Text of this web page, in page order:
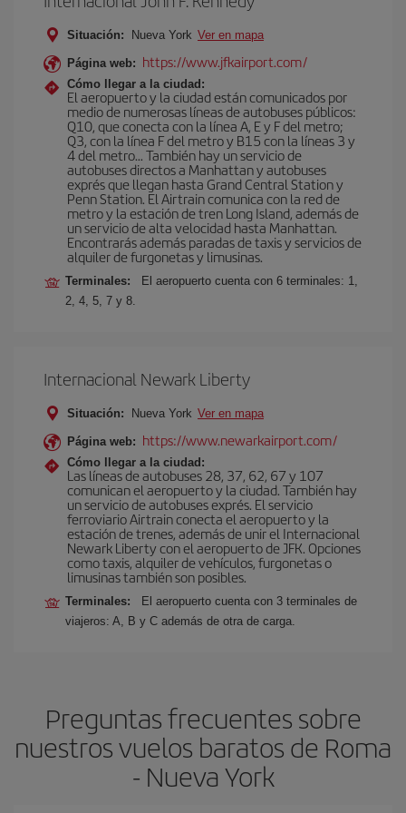
Situación: Nueva York Ver en mapa
Página web: https://www.jfkairport.com/
Cómo llegar a la ciudad:
El aeropuerto y la ciudad están comunicados por
medio de numerosas líneas de autobuses públicos:
Q10, que conecta con la línea A, E y F del metro;
Q3, con la línea F del metro y B15 con la líneas 3 y
4 del metro… También hay un servicio de
autobuses directos a Manhattan y autobuses
exprés que llegan hasta Grand Central Station y
Penn Station. El Airtrain comunica con la red de
metro y la estación de tren Long Island, además de
un servicio de alta velocidad hasta Manhattan.
Encontrarás además paradas de taxis y servicios de
alquiler de furgonetas y limusinas.
Terminales:
El aeropuerto cuenta con 6 terminales: 1,
2, 4, 5, 7 y 8.
Internacional Newark Liberty
Situación: Nueva York Ver en mapa
Página web: https://www.newarkairport.com/
Cómo llegar a la ciudad:
Las líneas de autobuses 28, 37, 62, 67 y 107
comunican el aeropuerto y la ciudad. También hay
un servicio de autobuses exprés. El servicio
ferroviario Airtrain conecta el aeropuerto y la
estación de trenes, además de unir el Internacional
Newark Liberty con el aeropuerto de JFK. Opciones
como taxis, alquiler de vehículos, furgonetas o
limusinas también son posibles.
Terminales:
El aeropuerto cuenta con 3 terminales de
viajeros: A, B y C además de otra de carga.
Preguntas frecuentes sobre
nuestros vuelos baratos de Roma
- Nueva York